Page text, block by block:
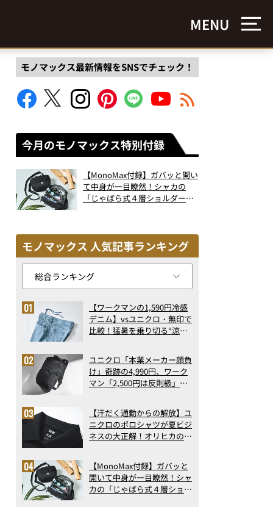
MENU
モノマックス最新情報をSNSでチェック！
今月のモノマックス特別付録
【MonoMax付録】ガバッと開い
て中身が一目瞭然！シャカの
「じゃばら式４層ショルダーバ
モノマックス 人気記事ランキング
【ワークマンの1,590円冷感
デニム】vsユニクロ・無印で
比較！猛暑を乗り切る“涼感
で決定版
ユニクロ「本業メーカー顔負
け」奇跡の4,990円、ワーク
マン「2,500円は反則級」凄
ト3】（2026年6月版）
【汗だく通勤からの解放】ユ
ニクロのポロシャツが夏ビジ
ネスの大正解！オリヒカの透
アの実力
【MonoMax付録】ガバッと
開いて中身が一目瞭然！シャ
カの「じゃばら式４層ショル